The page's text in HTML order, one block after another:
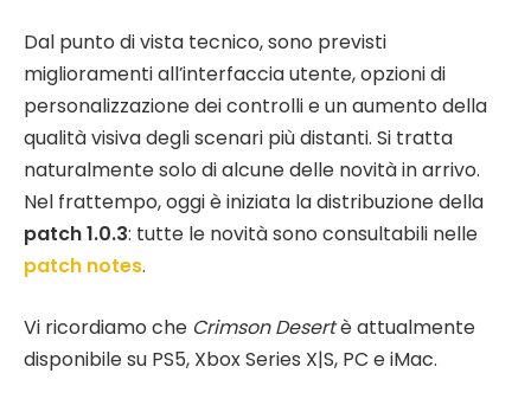
Dal punto di vista tecnico, sono previsti
miglioramenti all’interfaccia utente, opzioni di
personalizzazione dei controlli e un aumento della
qualità visiva degli scenari più distanti. Si tratta
naturalmente solo di alcune delle novità in arrivo.
Nel frattempo, oggi è iniziata la distribuzione della
patch 1.0.3: tutte le novità sono consultabili nelle
patch notes.
Vi ricordiamo che Crimson Desertè attualmente
disponibile su PS5, Xbox Series X|S, PC e iMac.